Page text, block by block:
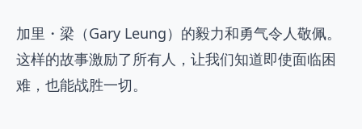
加里・梁（Gary Leung）的毅力和勇气令人敬佩。
这样的故事激励了所有人，让我们知道即使面临困
难，也能战胜一切。